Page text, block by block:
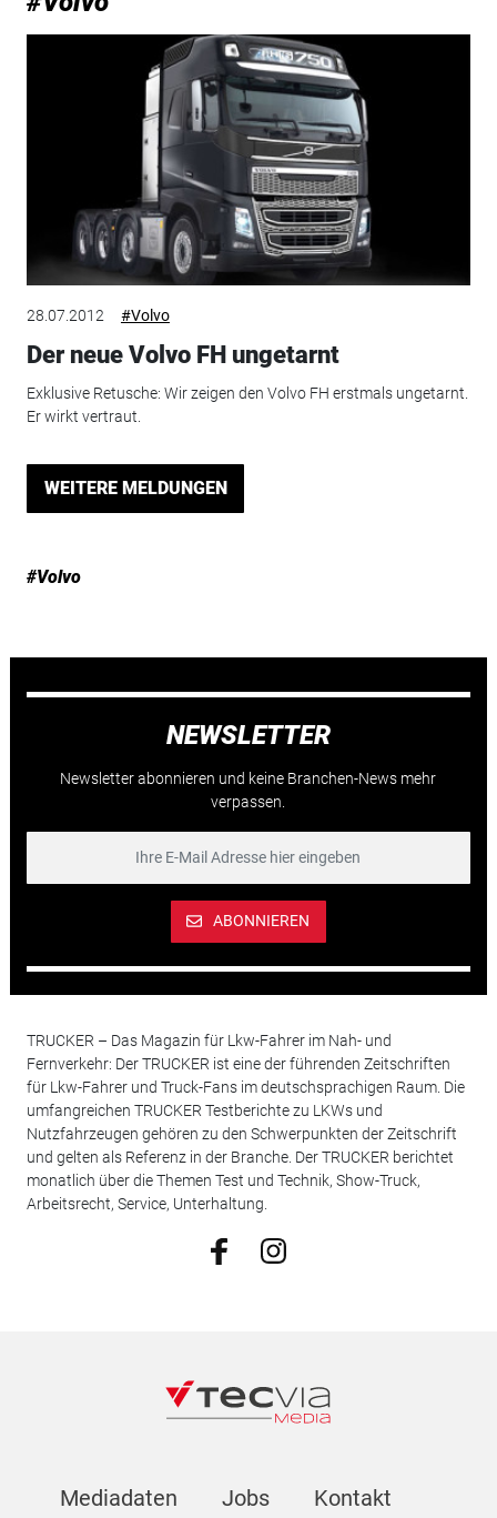
28.07.2012 #Volvo
Der neue Volvo FH ungetarnt
Exklusive Retusche: Wir zeigen den Volvo FH erstmals ungetarnt.
Er wirkt vertraut.
WEITERE MELDUNGEN
#Volvo
NEWSLETTER
Newsletter abonnieren und keine Branchen-News mehr
verpassen.
ABONNIEREN
TRUCKER – Das Magazin für Lkw-Fahrer im Nah- und
Fernverkehr: Der TRUCKER ist eine der führenden Zeitschriften
für Lkw-Fahrer und Truck-Fans im deutschsprachigen Raum. Die
umfangreichen TRUCKER Testberichte zu LKWs und
Nutzfahrzeugen gehören zu den Schwerpunkten der Zeitschrift
und gelten als Referenz in der Branche. Der TRUCKER berichtet
monatlich über die Themen Test und Technik, Show-Truck,
Arbeitsrecht, Service, Unterhaltung.
Mediadaten Jobs Kontakt